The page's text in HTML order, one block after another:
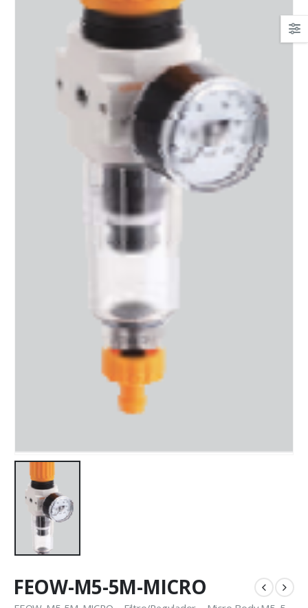
FEOW-M5-5M-MICRO